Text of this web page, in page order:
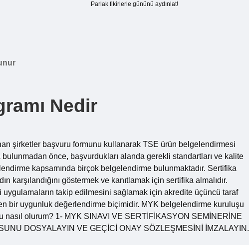
Parlak fikirlerle gününü aydınlat!
Nedir
şirketler başvuru formunu kullanarak TSE ürün belgelendirmesi
önce, başvurdukları alanda gerekli standartları ve kalite
kapsamında birçok belgelendirme bulunmaktadır. Sertifika
karşılandığını göstermek ve kanıtlamak için sertifika almalıdır.
takip edilmesini sağlamak için akredite üçüncü taraf
bir uygunluk değerlendirme biçimidir. MYK belgelendirme kuruluşu
nasıl olurum? 1- MYK SINAVI VE SERTİFİKASYON SEMİNERİNE
DOSYALAYIN VE GEÇİCİ ONAY SÖZLEŞMESİNİ İMZALAYIN.